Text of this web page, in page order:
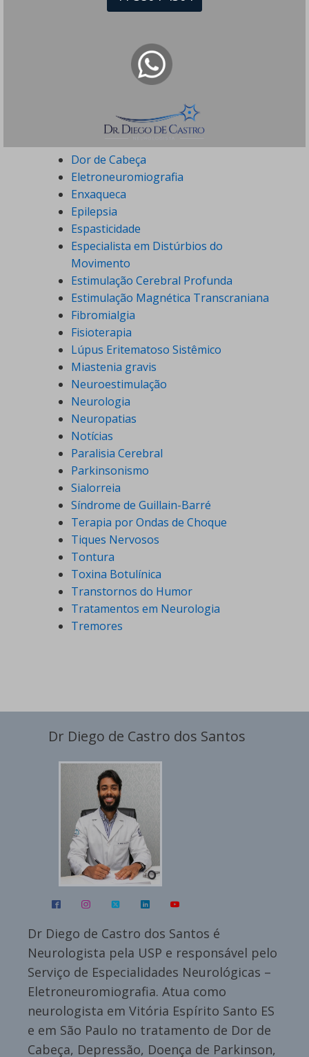
Distúrbios do Sono
Doenças Desmielinizantes
Doenças Neurodegenerativas
Doenças Neuropsiquiátricas
Doenças Raras
Dor de Cabeça
Eletroneuromiografia
Enxaqueca
Epilepsia
Espasticidade
Especialista em Distúrbios do
Movimento
Estimulação Cerebral Profunda
Estimulação Magnética Transcraniana
Fibromialgia
Fisioterapia
Lúpus Eritematoso Sistêmico
Miastenia gravis
Neuroestimulação
Neurologia
Neuropatias
Notícias
Paralisia Cerebral
Parkinsonismo
Sialorreia
Síndrome de Guillain-Barré
Terapia por Ondas de Choque
Tiques Nervosos
Tontura
Toxina Botulínica
Transtornos do Humor
Tratamentos em Neurologia
Tremores
Dr Diego de Castro dos Santos
Dr Diego de Castro dos Santos é
Neurologista pela USP e responsável pelo
Serviço de Especialidades Neurológicas –
Eletroneuromiografia. Atua como
neurologista em Vitória Espírito Santo ES
e em São Paulo no tratamento de Dor de
Cabeça, Depressão, Doença de Parkinson,